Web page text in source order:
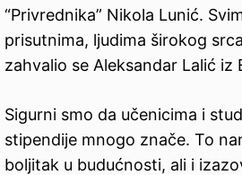
“Privrednika” Nikola Lunić.
prisutnima, ljudima širokog
zahvalio se Aleksandar Lalić iz
Sigurni smo da učenicima i
stipendije mnogo znače. To
boljitak u budućnosti, ali i